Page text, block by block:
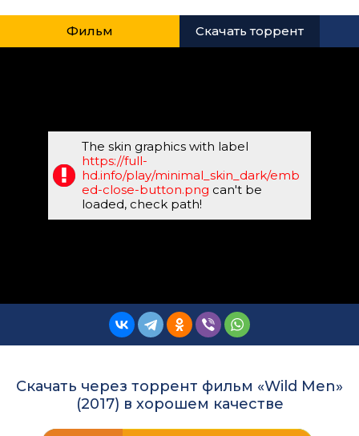
Фильм Скачать торрент
The skin graphics with label
https://full-
hd.info/play/minimal_skin_dark/emb
ed-close-button.png can't be
loaded, check path!
Скачать через торрент фильм «Wild Men»
(2017) в хорошем качестве